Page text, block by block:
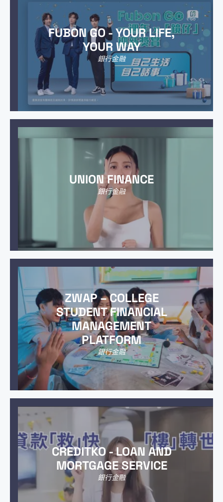
FUBON GO - YOUR LIFE,
YOUR WAY
銀行金融
UNION FINANCE
銀行金融
ZWAP – COLLEGE
STUDENT FINANCIAL
MANAGEMENT
PLATFORM
銀行金融
CREDITKO - LOAN AND
MORTGAGE SERVICE
銀行金融